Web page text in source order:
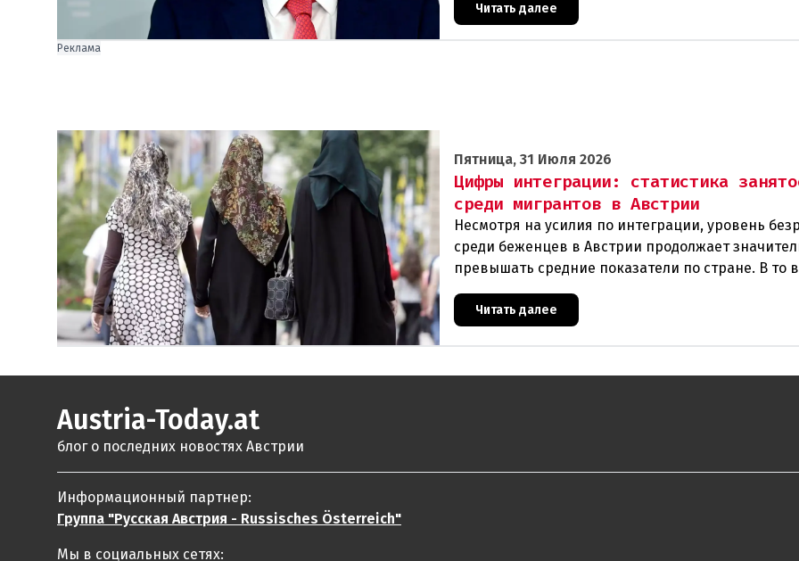
Читать далее
Реклама
Пятница, 31 Июля 2026
Цифры интеграции: статистика
среди мигрантов в Австрии
Несмотря на усилия по интеграции, уровень
среди беженцев в Австрии продолжает
превышать средние показатели по стране. В то
общая безработица в 2025 году составила 7,4
Читать далее
Austria-Today.at
блог о последних новостях Австрии
Информационный партнер:
Группа "Русская Австрия - Russisches Österreich"
Мы в социальных сетях: